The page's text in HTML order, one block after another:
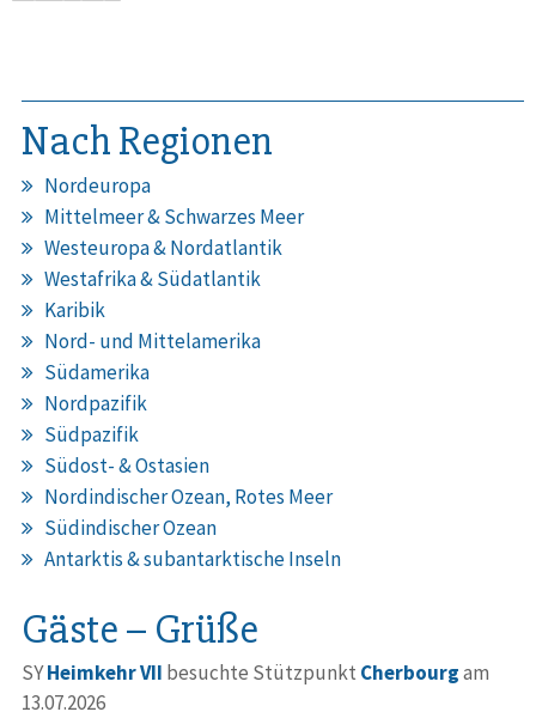
Nach Regionen
Nordeuropa
Mittelmeer & Schwarzes Meer
Westeuropa & Nordatlantik
Westafrika & Südatlantik
Karibik
Nord- und Mittelamerika
Südamerika
Nordpazifik
Südpazifik
Südost- & Ostasien
Nordindischer Ozean, Rotes Meer
Südindischer Ozean
Antarktis & subantarktische Inseln
Gäste – Grüße
SYHeimkehr VII besuchte Stützpunkt Cherbourgam
13.07.2026